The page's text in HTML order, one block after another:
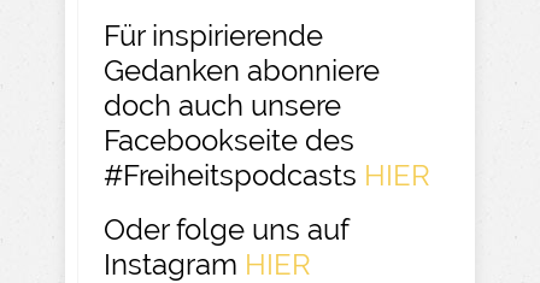
Für inspirierende
Gedanken abonniere
doch auch unsere
Facebookseite des
#Freiheitspodcasts HIER
Oder folge uns auf
Instagram HIER